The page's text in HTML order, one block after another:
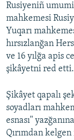
SÜRET
BLOGLAR
FİKİR
Русский
Українською
QOŞULIÑIZ!
Rusiyeniñ
mahkemesi
Yuqarı
hırsızlanğan
ve 16 yılğa apis
şikâyetni red etti.
Şikâyet qapalı
soyadları
esnası''
Qırımdan